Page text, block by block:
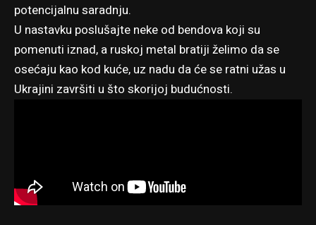
potencijalnu saradnju.
U nastavku poslušajte neke od bendova koji su
pomenuti iznad, a ruskoj metal bratiji želimo da se
osećaju kao kod kuće, uz nadu da će se ratni užas u
Ukrajini završiti u što skorijoj budućnosti.